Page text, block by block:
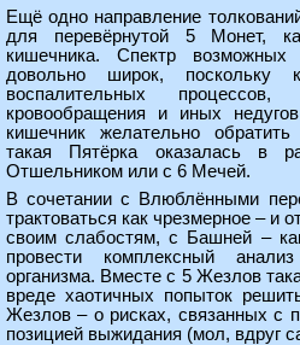
Ещё одно направление
для перевёрнутой 5 Монет,
кишечника. Спектр
довольно широк, поскольку
воспалительных
кровообращения и иных
кишечник желательно
такая Пятёрка оказалась в
Отшельником или с 6 Мечей.
В сочетании с Влюблёнными
трактоваться как чрезмерное – и
своим слабостям, с Башней –
провести комплексный
организма. Вместе с 5 Жезлов
вреде хаотичных попыток
Жезлов – о рисках, связанных с
позицией выжидания (мол, вдруг